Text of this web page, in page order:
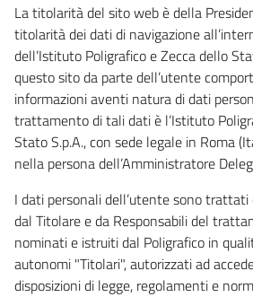
La titolarità del sito web è della
titolarità dei dati di navigazione
dell’Istituto Poligrafico e Zecca dello
questo sito da parte dell’utente
informazioni aventi natura di dati
trattamento di tali dati è l’Istituto
Stato S.p.A., con sede legale in Roma
nella persona dell’Amministratore
I dati personali dell’utente sono
dal Titolare e da Responsabili del
nominati e istruiti dal Poligrafico in
autonomi "Titolari", autorizzati ad
disposizioni di legge, regolamenti e